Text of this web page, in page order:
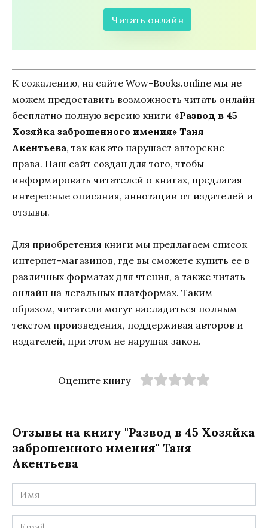
Читать онлайн
К сожалению, на сайте Wow-Books.online мы не
можем предоставить возможность читать онлайн
бесплатно полную версию книги «Развод в 45
Хозяйка заброшенного имения» Таня
Акентьева, так как это нарушает авторские
права. Наш сайт создан для того, чтобы
информировать читателей о книгах, предлагая
интересные описания, аннотации от издателей и
отзывы.
Для приобретения книги мы предлагаем список
интернет-магазинов, где вы сможете купить ее в
различных форматах для чтения, а также читать
онлайн на легальных платформах. Таким
образом, читатели могут насладиться полным
текстом произведения, поддерживая авторов и
издателей, при этом не нарушая закон.
Оцените книгу
Отзывы на книгу "Развод в 45 Хозяйка
заброшенного имения" Таня
Акентьева
Имя
*
Email